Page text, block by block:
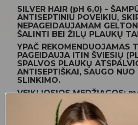
SILVER HAIR (pH 6,0) -
ANTISEPTINIU POVEIKIU,
NEPAGEIDAUJAMAM
ŠALINTI BEI ŽILŲ PLAUKŲ
YPAČ REKOMENDUOJAMAS
PAGEIDAUJA ITIN ŠVIESIŲ
SPALVOS PLAUKŲ
ANTISEPTIŠKAI, SAUGO NUO
SLINKIMO.
VEIKLIOSIOS MEDŽIAGOS:
rūgšties veikliosios
šalpusinio , kraujažolės ir
ekstraktų bei hidrolizuoto